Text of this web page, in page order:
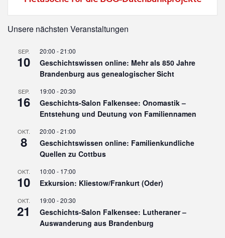
Unsere nächsten Veranstaltungen
SEP.
10
20:00 -21:00
Geschichtswissen online: Mehr als 850 Jahre
Brandenburg aus genealogischer Sicht
SEP.
16
19:00 -20:30
Geschichts-Salon Falkensee: Onomastik –
Entstehung und Deutung von Familiennamen
OKT.
8
20:00 -21:00
Geschichtswissen online: Familienkundliche
Quellen zu Cottbus
OKT.
10
10:00 - 17:00
Exkursion: Kliestow/Frankurt (Oder)
OKT.
21
19:00 -20:30
Geschichts-Salon Falkensee: Lutheraner –
Auswanderung aus Brandenburg